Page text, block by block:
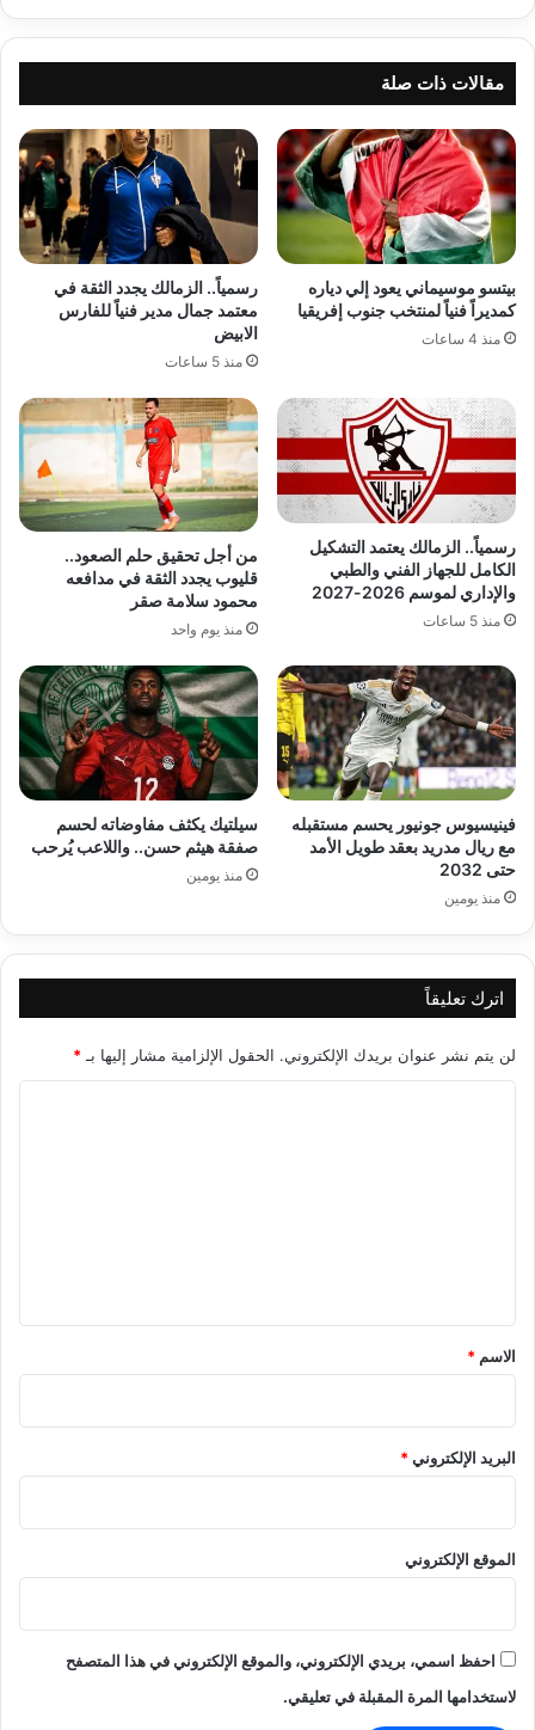
مقالات ذات صلة
بيتسو موسيماني يعود إلي دياره
كمديراً فنياً لمنتخب جنوب إفريقيا
منذ 4 ساعات
رسمياً.. الزمالك يجدد الثقة في
معتمد جمال مدير فنياً للفارس
الابيض
منذ 5 ساعات
رسمياً.. الزمالك يعتمد التشكيل
الكامل للجهاز الفني والطبي
والإداري لموسم 2026-2027
منذ 5 ساعات
من أجل تحقيق حلم الصعود..
قليوب يجدد الثقة في مدافعه
محمود سلامة صقر
منذ يوم واحد
فينيسيوس جونيور يحسم مستقبله
مع ريال مدريد بعقد طويل الأمد
حتى 2032
منذ يومين
سيلتيك يكثف مفاوضاته لحسم
صفقة هيثم حسن.. واللاعب يُرحب
منذ يومين
اترك تعليقاً
لن يتم نشر عنوان بريدك الإلكتروني. الحقول الإلزامية مشار إليها بـ*
*
الاسم *
البريد الإلكتروني*
الموقع الإلكتروني
احفظ اسمي، بريدي الإلكتروني، والموقع الإلكتروني في هذا المتصفح
لاستخدامها المرة المقبلة في تعليقي.